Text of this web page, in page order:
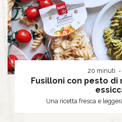
20 minuti
Fusilloni con pesto
Una ricetta fresca e